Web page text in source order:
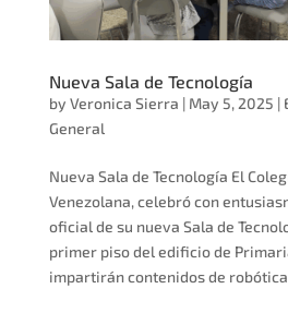
Nueva Sala de Tecnología
by Veronica Sierra | May 5, 2025 |
General
Nueva Sala de Tecnología El
Venezolana, celebró con
oficial de su nueva Sala de
primer piso del edificio de
impartirán contenidos de